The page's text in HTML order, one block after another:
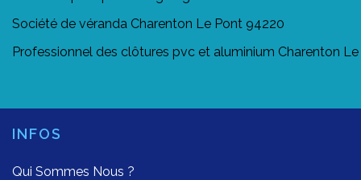
Société de véranda Charenton Le Pont 94220
Professionnel des clôtures pvc et aluminium Charenton
INFOS
Qui Sommes Nous ?